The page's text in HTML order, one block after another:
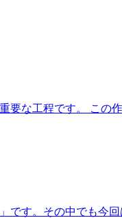
な工程です。 この
す。その中でも今